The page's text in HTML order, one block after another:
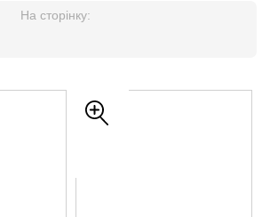
На сторінку: